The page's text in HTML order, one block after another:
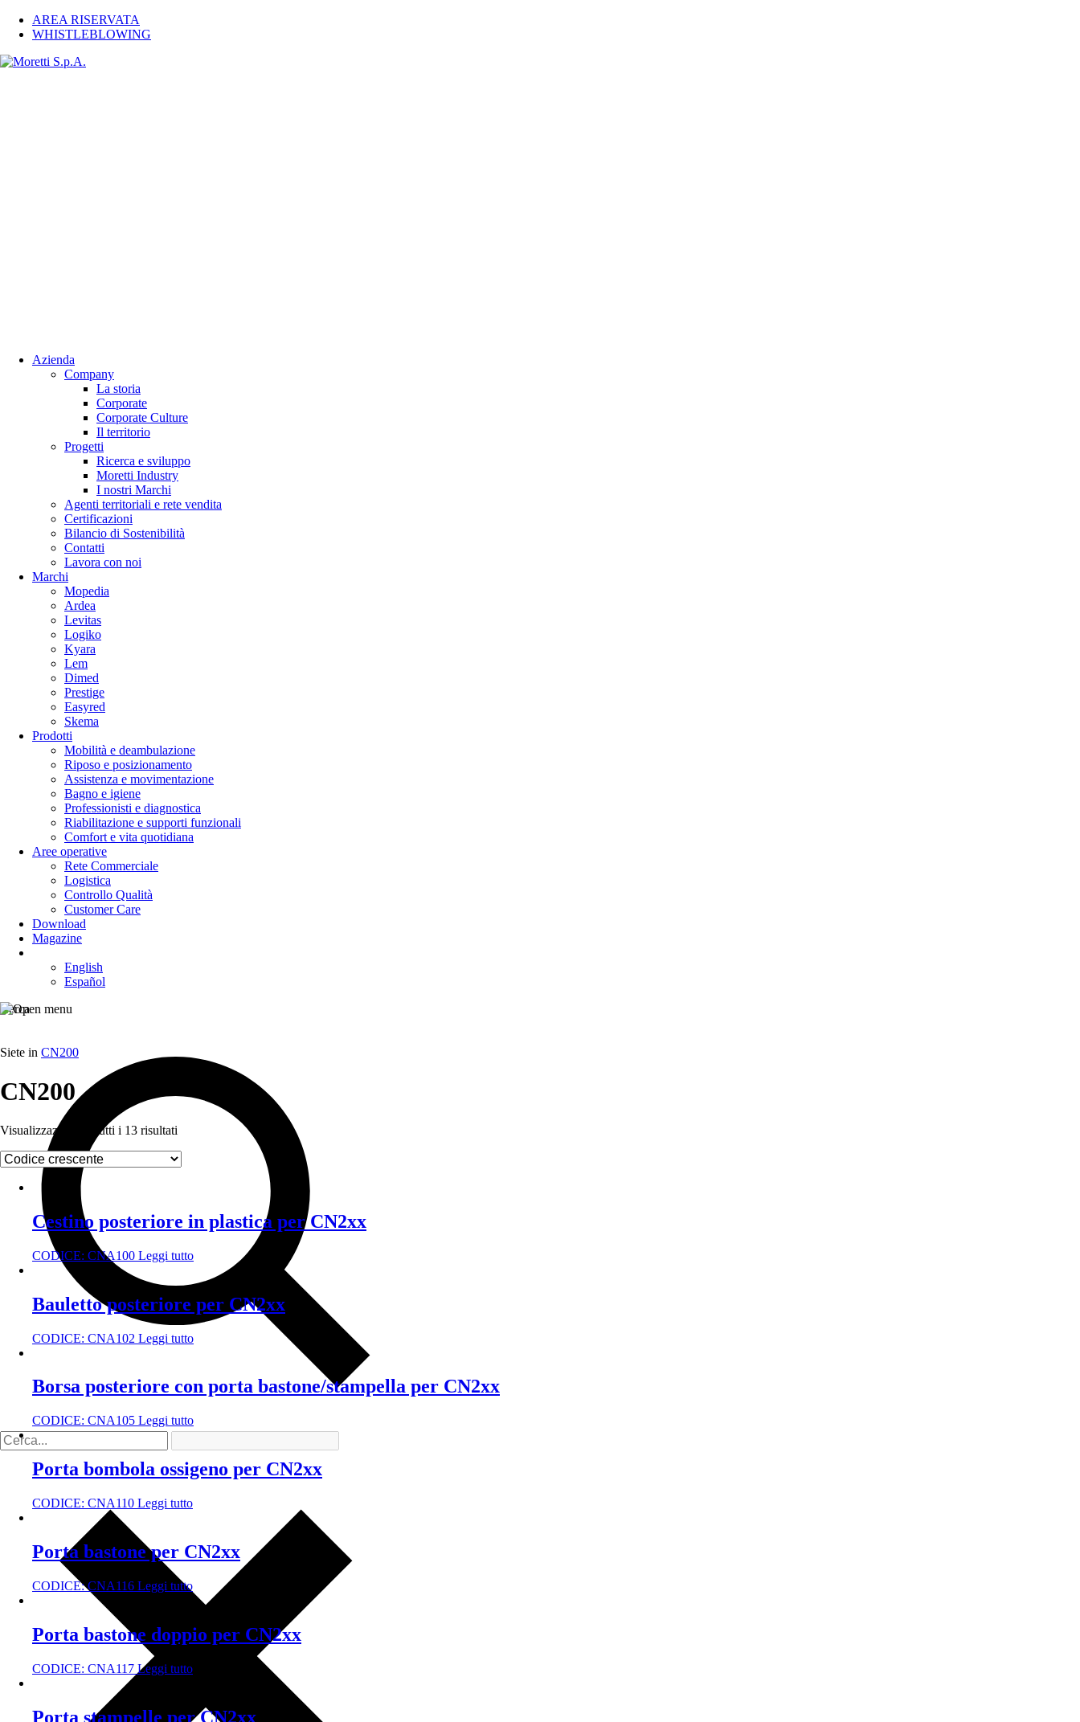
AREA RISERVATA
WHISTLEBLOWING
Azienda
Company
La storia
Corporate
Corporate Culture
Il territorio
Progetti
Ricerca e sviluppo
Moretti Industry
I nostri Marchi
Agenti territoriali e rete vendita
Certificazioni
Bilancio di Sostenibilità
Contatti
Lavora con noi
Marchi
Mopedia
Ardea
Levitas
Logiko
Kyara
Lem
Dimed
Prestige
Easyred
Skema
Prodotti
Mobilità e deambulazione
Riposo e posizionamento
Assistenza e movimentazione
Bagno e igiene
Professionisti e diagnostica
Riabilitazione e supporti funzionali
Comfort e vita quotidiana
Aree operative
Rete Commerciale
Logistica
Controllo Qualità
Customer Care
Download
Magazine
English
Español
Cerca
Siete in CN200
CN200
Visualizzazione di tutti i 13 risultati
Cestino posteriore in plastica per CN2xx
CODICE: CNA100 Leggi tutto
Bauletto posteriore per CN2xx
CODICE: CNA102 Leggi tutto
Borsa posteriore con porta bastone/stampella per CN2xx
CODICE: CNA105 Leggi tutto
Porta bombola ossigeno per CN2xx
CODICE: CNA110 Leggi tutto
Porta bastone per CN2xx
CODICE:CNA116 Leggi tutto
Porta bastone doppio per CN2xx
CODICE: CNA117 Leggi tutto
Porta stampelle per CN2xx